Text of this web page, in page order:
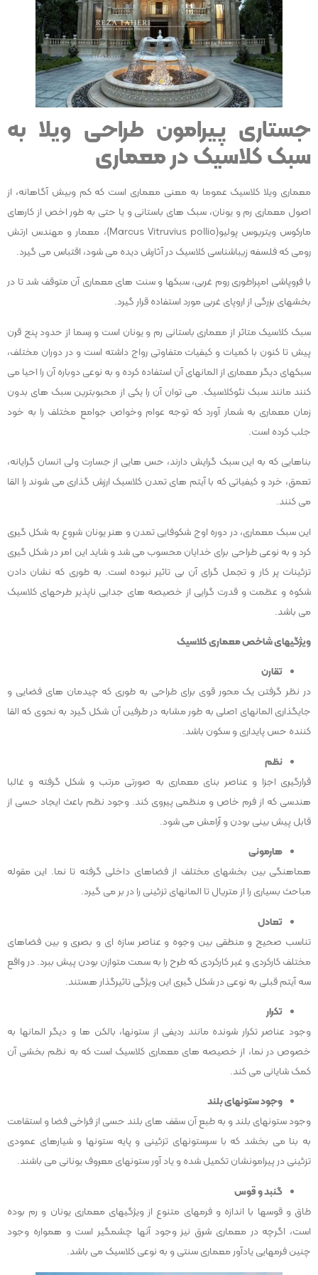
جستاری پیرامون طراحی ویلا به
سبک کلاسیک در معماری
معماری ویلا کلاسیک عموما به معنی معماری است که کم وبیش آگاهانه، از
اصول معماری رم و یونان، سبک های باستانی و یا حتی به طور اخص از کارهای
مارکوس ویتریوس پولیو(Marcus Vitruvius pollio)، معمار و مهندس ارتش
رومی که فلسفه زیباشناسی کلاسیک در آثارش دیده می شود، اقتباس می گیرد.
با فروپاشی امپراطوری روم غربی، سبکها و سنت های معماری آن متوقف شد تا در
بخشهای بزرگی از اروپای غربی مورد استفاده قرار گیرد.
سبک کلاسیک متاثر از معماری باستانی رم و یونان است و رسما از حدود پنج قرن
پیش تا کنون با کمیات و کیفیات متفاوتی رواج داشته است و در دوران مختلف،
سبکهای دیگر معماری از المانهای آن استفاده کرده و به نوعی دوباره آن را احیا می
کنند مانند سبک نئوکلاسیک. می توان آن را یکی از محبوبترین سبک های بدون
زمان معماری به شمار آورد که توجه عوام وخواص جوامع مختلف را به خود
جلب کرده است.
بناهایی که به این سبک گرایش دارند، حس هایی از جسارت ولی انسان گرایانه،
تعمق، خرد و کیفیاتی که با آیتم های تمدن کلاسیک ارزش گذاری می شوند را القا
می کنند.
این سبک معماری، در دوره اوج شکوفایی تمدن و هنر یونان شروع به شکل گیری
کرد و به نوعی طراحی برای خدایان محسوب می شد و شاید این امر در شکل گیری
تزئینات پر کار و تجمل گرای آن بی تاثیر نبوده است. به طوری که نشان دادن
شکوه و عظمت و قدرت گرایی از خصیصه های جدایی ناپذیر طرحهای کلاسیک
می باشد.
ویژگیهای شاخص معماری کلاسیک
تقارن
در نظر گرفتن یک محور قوی برای طراحی به طوری که چیدمان های فضایی و
جایگذاری المانهای اصلی به طور مشابه در طرفین آن شکل گیرد به نحوی که القا
کننده حس پایداری و سکون باشد.
نظم
قرارگیری اجزا و عناصر بنای معماری به صورتی مرتب و شکل گرفته و غالبا
هندسی که از فرم خاص و منظمی پیروی کند. وجود نظم باعث ایجاد حسی از
قابل پیش بینی بودن و آرامش می شود.
هارمونی
هماهنگی بین بخشهای مختلف از فضاهای داخلی گرفته تا نما. این مقوله
مباحث بسیاری را از متریال تا المانهای تزئینی را در بر می گیرد.
تعادل
تناسب صحیح و منطقی بین وجوه و عناصر سازه ای و بصری و بین فضاهای
مختلف کارکردی و غیر کارکردی که طرح را به سمت متوازن بودن پیش ببرد. در واقع
سه آیتم قبلی به نوعی در شکل گیری این ویژگی تاثیرگذار هستند.
تکرار
وجود عناصر تکرار شونده مانند ردیفی از ستونها، بالکن ها و دیگر المانها به
خصوص در نما، از خصیصه های معماری کلاسیک است که به نظم بخشی آن
کمک شایانی می کند.
وجود ستونهای بلند
وجود ستونهای بلند و به طبع آن سقف های بلند حسی از فراخی فضا و استقامت
به بنا می بخشد که با سرستونهای تزئینی و پایه ستونها و شیارهای عمودی
تزئینی در پیرامونشان تکمیل شده و یاد آور ستونهای معروف یونانی می باشند.
گنبد و قوس
طاق و قوسها با اندازه و فرمهای متنوع از ویژگیهای معماری یونان و رم بوده
است، اگرچه در معماری شرق نیز وجود آنها چشمگیر است و همواره وجود
چنین فرمهایی یادآور معماری سنتی و به نوعی کلاسیک می باشد.